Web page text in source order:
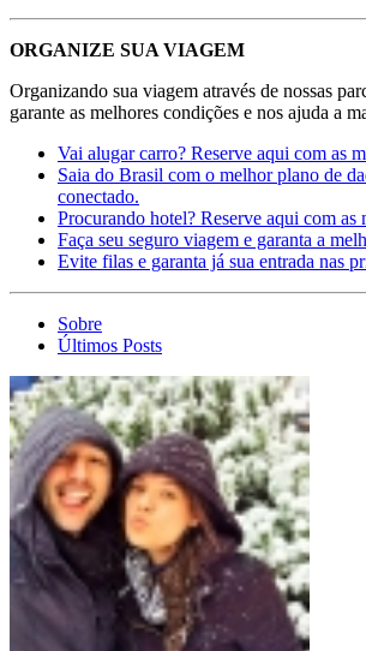
ORGANIZE SUA VIAGEM
Organizando sua viagem através de nossas
garante as melhores condições e nos ajuda a
Vai alugar carro? Reserve aqui com as
Saia do Brasil com o melhor plano de
conectado.
Procurando hotel? Reserve aqui com as
Faça seu seguro viagem e garanta a
Evite filas e garanta já sua entrada nas
Sobre
Últimos Posts